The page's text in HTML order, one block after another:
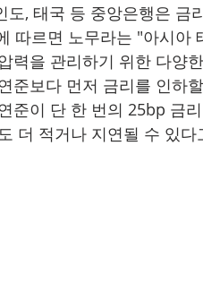
도, 태국 등 중앙은행은 금
따르면 노무라는 "아시
력을 관리하기 위한 다양
준보다 먼저 금리를 인하
준이 단 한 번의 25bp 금
더 적거나 지연될 수 있다